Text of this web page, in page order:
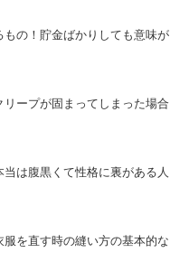
もの！貯金ばかりしても意味が
ープが固まってしまった場合
は腹黒くて性格に裏がある人
服を直す時の縫い方の基本的な